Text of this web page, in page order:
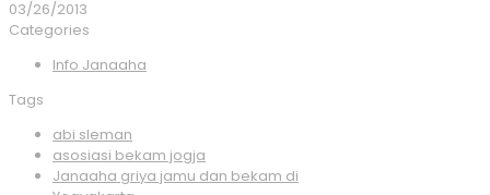
03/26/2013
Categories
Info Janaaha
Tags
abi sleman
asosiasi bekam jogja
Janaaha griya jamu dan bekam di